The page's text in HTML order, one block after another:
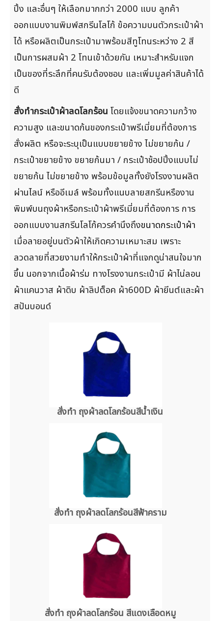
ปิ้ง และอื่นๆ ให้เลือกมากกว่า 2000 แบบ ลูกค้า
ออกแบบงานพิมพ์สกรีนโลโก้ ข้อความบนตัวกระเป๋าผ้า
ได้ หรือผลิตเป็นกระเป๋ามาพร้อมสีทูโทนระหว่าง 2 สี
เป็นการผสมผ้า 2 โทนเข้าด้วยกัน เหมาะสำหรับแจก
เป็นของที่ระลึกที่คนรับต้องชอบ และเพิ่มมูลค่าสินค้าได้
ดี
สั่งทำกระเป๋าผ้าลดโลกร้อน โดยแจ้งขนาดความกว้าง
ความสูง และขนาดก้นของกระเป๋าพรีเมี่ยมที่ต้องการ
สั่งผลิต หรือจะระบุเป็นแบบขยายข้าง ไม่ขยายก้น /
กระเป๋าขยายข้าง ขยายก้นมา / กระเป๋าช้อปปิ้งแบบไม่
ขยายก้น ไม่ขยายข้าง พร้อมข้อมูลทั้งยังโรงงานผลิต
ผ่านไลน์ หรืออีเมล์ พร้อมทั้งแนบลายสกรีนหรืองาน
พิมพ์บนถุงผ้าหรือกระเป๋าผ้าพรีเมี่ยมที่ต้องการ การ
ออกแบบงานสกรีนโลโก้ควรคำนึงถึงขนาดกระเป๋าผ้า
เมื่อลายอยู่บนตัวผ้าให้เกิดความเหมาะสม เพราะ
ลวดลายที่สวยงามทำให้กระเป๋าผ้าที่แจกดูน่าสนใจมาก
ขึ้น นอกจากเนื้อผ้าร่ม ทางโรงงานกระเป๋ามี ผ้าไน่ลอน
ผ้าแคนวาส ผ้าดิบ ผ้าลิปต็อค ผ้า600D ผ้ายีนต์และผ้า
สปันบอนด์
สั่งทำ ถุงผ้าลดโลกร้อนสีน้ำเงิน
สั่งทำ ถุงผ้าลดโลกร้อนสีฟ้าคราม
สั่งทำ ถุงผ้าลดโลกร้อน สีแดงเลือดหมู